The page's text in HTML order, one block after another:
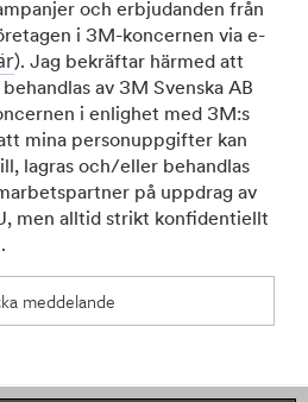
och erbjudanden från
i 3M-koncernen via e-
). Jag bekräftar härmed att
av 3M Svenska AB
i enlighet med 3M:s
mina personuppgifter kan
lagras och/eller behandlas
på uppdrag av
men alltid strikt konfidentiellt
meddelande